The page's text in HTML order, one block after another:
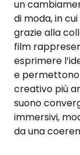
un
di moda, in
grazie alla
film
esprimere
e
creativo più
suono
immersivi,
da una